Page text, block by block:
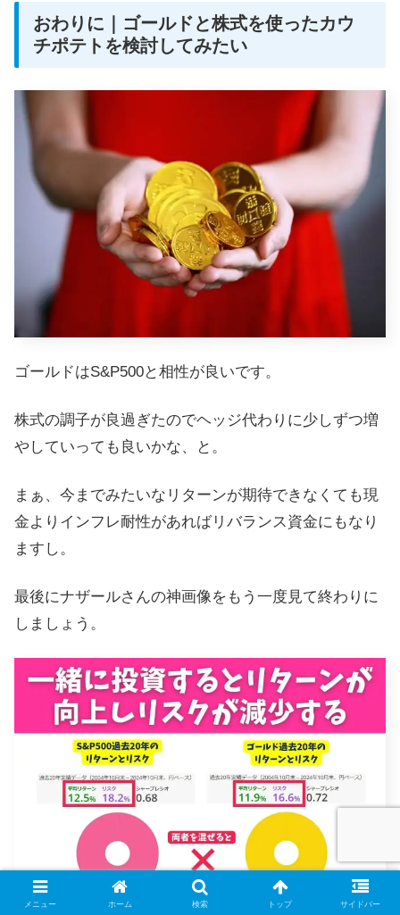
おわりに｜ゴールドと株式を使ったカウ
チポテトを検討してみたい
ゴールドはS&P500と相性が良いです。
株式の調子が良過ぎたのでヘッジ代わりに少しずつ増
やしていっても良いかな、と。
まぁ、今までみたいなリターンが期待できなくても現
金よりインフレ耐性があればリバランス資金にもなり
ますし。
最後にナザールさんの神画像をもう一度見て終わりに
しましょう。
メニュー ホーム 検索 トップ サイドバー